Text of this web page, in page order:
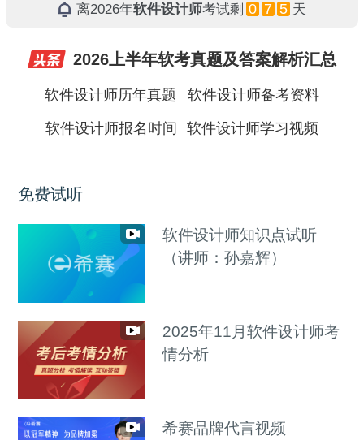
离2026年软件设计师考试剩 0 7 5 天
2026上半年软考真题及答案解析汇总
软件设计师历年真题 软件设计师备考资料
软件设计师报名时间 软件设计师学习视频
免费试听
软件设计师知识点试听
（讲师：孙嘉辉）
2025年11月软件设计师考
情分析
希赛品牌代言视频